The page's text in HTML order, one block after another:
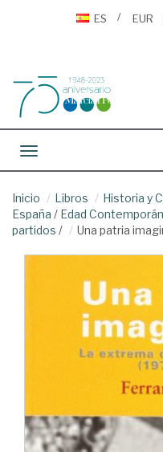
ES
EUR
Toggle navigation
Inicio Libros Historia y
España / Edad
partidos / Una patria